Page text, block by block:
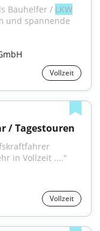
Bauhelfer / LKW
und spannende
Vollzeit
/ Tagestouren
in Vollzeit ...."
Vollzeit